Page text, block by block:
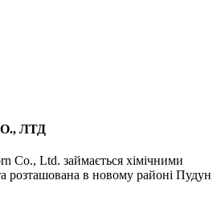
ЛТД
Co., Ltd. займається хімічними
розташована в новому районі Пудун